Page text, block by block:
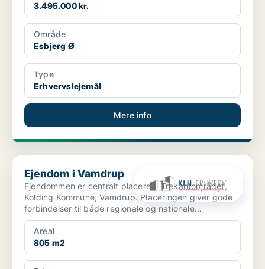
3.495.000 kr.
Område
Esbjerg Ø
Type
Erhvervslejemål
Mere info
Ejendom i Vamdrup
Ejendom i Vamdrup
Ejendommen er centralt placeret i Trekantområdet,
Kolding Kommune, Vamdrup. Placeringen giver gode
forbindelser til både regionale og nationale
transportkorr...
Areal
805 m2